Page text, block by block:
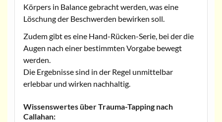
Körpers in Balance gebracht werden, was eine
Löschung der Beschwerden bewirken soll.
Zudem gibt es eine Hand-Rücken-Serie, bei der die
Augen nach einer bestimmten Vorgabe bewegt
werden.
Die Ergebnisse sind in der Regel unmittelbar
erlebbar und wirken nachhaltig.
Wissenswertes über Trauma-Tapping nach
Callahan: